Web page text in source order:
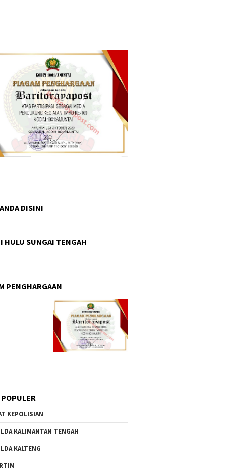
DISINI
HULU SUNGAI TENGAH
PENGHARGAAN
KEPOLISIAN
KALIMANTAN TENGAH
KALTENG